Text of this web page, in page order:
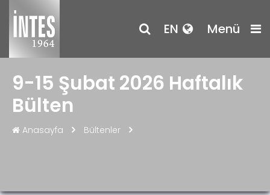
EN Menü
9-15 Şubat 2026 Haftalık
Bülten
Anasayfa Bültenler